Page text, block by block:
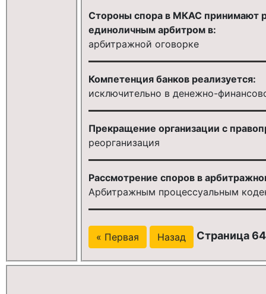
Стороны спора в МКАС принимают
единоличным арбитром в:
арбитражной оговорке
Компетенция банков реализуется:
исключительно в денежно-
Прекращение организации с
реорганизация
Рассмотрение споров в
Арбитражным процессуальным
« Первая Назад Страница